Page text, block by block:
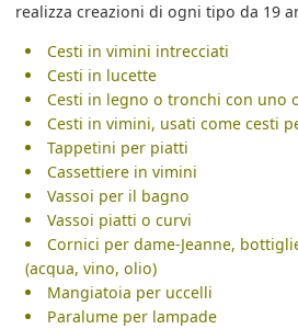
realizza creazioni di ogni tipo da 19
Cesti in vimini intrecciati
Cesti in lucette
Cesti in legno o tronchi con uno
Cesti in vimini, usati come cesti
Tappetini per piatti
Cassettiere in vimini
Vassoi per il bagno
Vassoi piatti o curvi
Cornici per dame-Jeanne,
(acqua, vino, olio)
Mangiatoia per uccelli
Paralume per lampade